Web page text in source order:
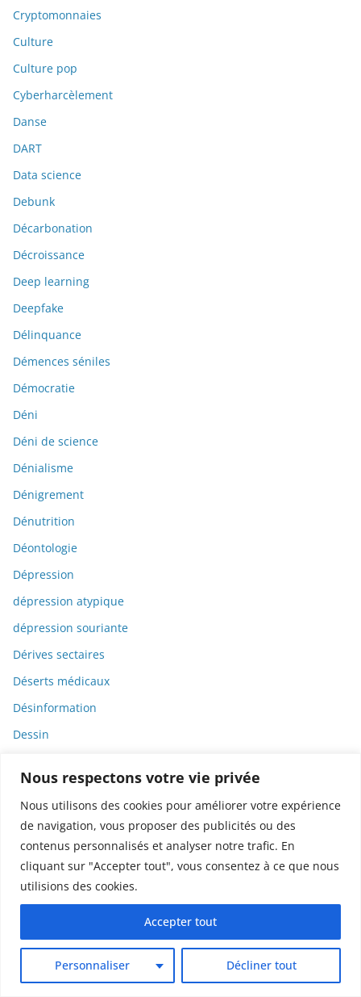
Nous respectons votre vie privée
Nous utilisons des cookies pour améliorer votre expérience
de navigation, vous proposer des publicités ou des
contenus personnalisés et analyser notre trafic. En
cliquant sur "Accepter tout", vous consentez à ce que nous
utilisions des cookies.
Personnaliser Décliner tout
Accepter tout
Cryptomonnaies
Culture
Culture pop
Cyberharcèlement
Danse
DART
Data science
Debunk
Décarbonation
Décroissance
Deep learning
Deepfake
Délinquance
Démences séniles
Démocratie
Déni
Déni de science
Dénialisme
Dénigrement
Dénutrition
Déontologie
Dépression
dépression atypique
dépression souriante
Dérives sectaires
Déserts médicaux
Désinformation
Dessin
Déterminisme
Detox
Dette
Dette immunitaire
Deux-roues
Diabète
Diagnostic